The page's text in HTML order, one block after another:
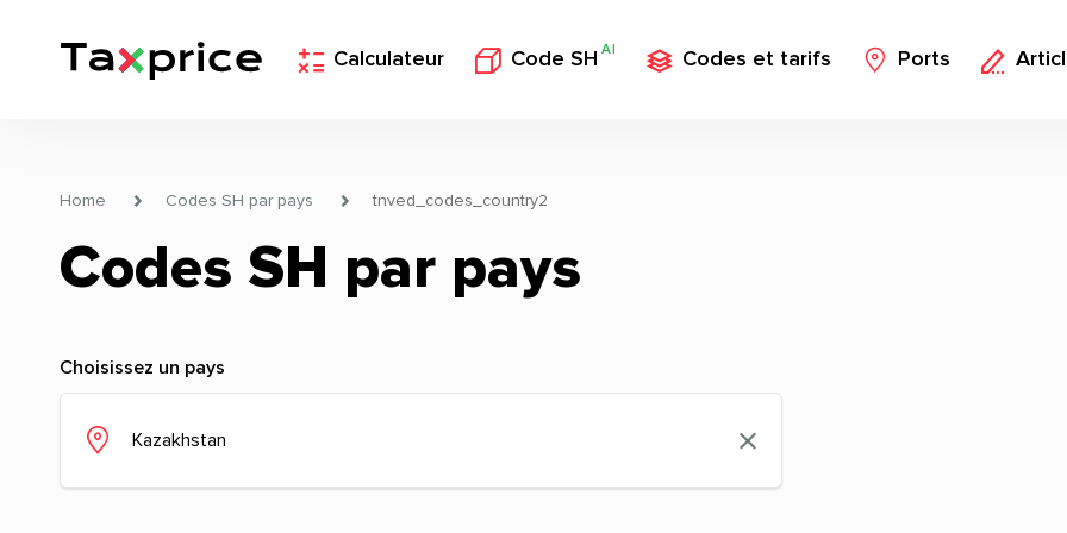
Calculateur Code SH AI Codes et tarifs Ports
Home Codes SH par pays tnved_codes_country2
Codes SH par pays
Choisissez un pays